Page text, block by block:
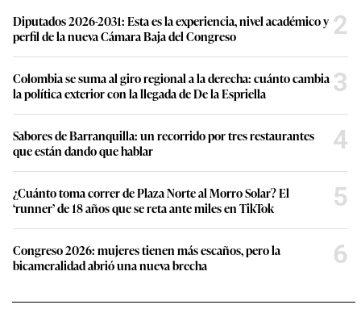
Diputados 2026-2031: Esta es la experiencia, nivel académico y
perfil de la nueva Cámara Baja del Congreso
2
Colombia se suma al giro regional a la derecha: cuánto cambia
la política exterior con la llegada de De la Espriella
3
Sabores de Barranquilla: un recorrido por tres restaurantes
que están dando que hablar
4
¿Cuánto toma correr de Plaza Norte al Morro Solar? El
‘runner’ de 18 años que se reta ante miles en TikTok
5
Congreso 2026: mujeres tienen más escaños, pero la
bicameralidad abrió una nueva brecha
6